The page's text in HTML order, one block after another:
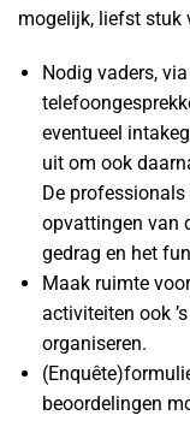
mogelijk, liefst stuk
Nodig vaders,
eventueel
uit om ook
De
opvattingen van
gedrag en het
Maak ruimte
activiteiten ook
organiseren.
beoordelingen